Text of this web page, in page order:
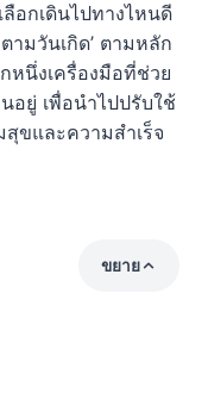
อกเดินไปทางไหนดี
ามวันเกิด’ ตามหลัก
หนึ่งเครื่องมือที่ช่วย
ยู่ เพื่อนำไปปรับใช้
ขและความสำเร็จ
ขยาย